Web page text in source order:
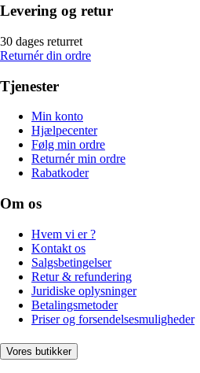
Levering og retur
30 dages returret
Returnér din ordre
Tjenester
Min konto
Hjælpecenter
Følg min ordre
Returnér min ordre
Rabatkoder
Om os
Hvem vi er ?
Kontakt os
Salgsbetingelser
Retur & refundering
Juridiske oplysninger
Betalingsmetoder
Priser og forsendelsesmuligheder
Vores butikker